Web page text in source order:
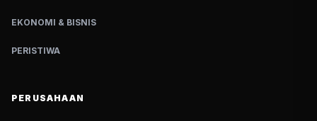
EKONOMI & BISNIS
PERISTIWA
PERUSAHAAN